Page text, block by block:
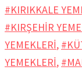
#KIRIKKALE
#KIRŞEHİR
YEMEKLERİ,
YEMEKLERİ,